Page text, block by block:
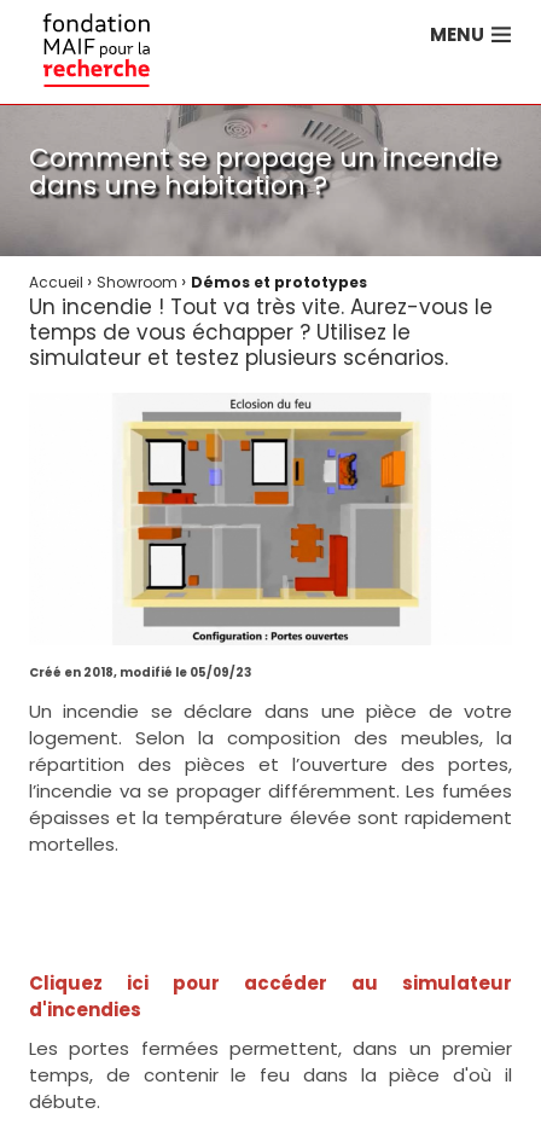
MENU
Comment se propage un incendie
dans une habitation ?
Accueil › Showroom › Démos et prototypes
Un incendie ! Tout va très vite. Aurez-vous le
temps de vous échapper ? Utilisez le
simulateur et testez plusieurs scénarios.
Créé en 2018, modifié le 05/09/23
Un incendie se déclare dans une pièce de votre
logement. Selon la composition des meubles, la
répartition des pièces et l’ouverture des portes,
l’incendie va se propager différemment. Les fumées
épaisses et la température élevée sont rapidement
mortelles.
Cliquez ici pour accéder au simulateur
d'incendies
Les portes fermées permettent, dans un premier
temps, de contenir le feu dans la pièce d'où il
débute.